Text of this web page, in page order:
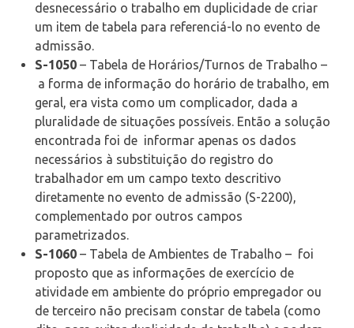
desnecessário o trabalho em duplicidade de criar
um item de tabela para referenciá-lo no evento de
admissão.
S-1050 – Tabela de Horários/Turnos de Trabalho –
a forma de informação do horário de trabalho, em
geral, era vista como um complicador, dada a
pluralidade de situações possíveis. Então a solução
encontrada foi de informar apenas os dados
necessários à substituição do registro do
trabalhador em um campo texto descritivo
diretamente no evento de admissão (S-2200),
complementado por outros campos
parametrizados.
S-1060 – Tabela de Ambientes de Trabalho – foi
proposto que as informações de exercício de
atividade em ambiente do próprio empregador ou
de terceiro não precisam constar de tabela (como